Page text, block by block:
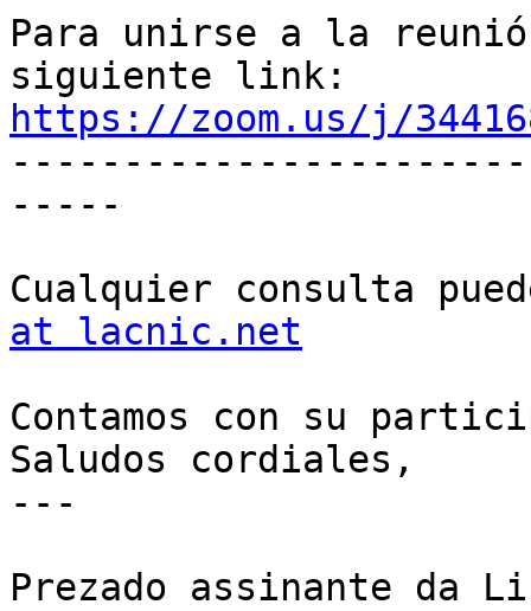
Para unirse a la
https://zoom.us/j/
-----
Cualquier consulta
at lacnic.net
Contamos con su
Saludos cordiales,
---
Prezado assinante da